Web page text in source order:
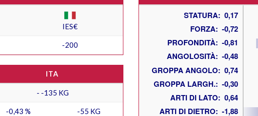
IES€
-200
ITA
- -135 KG
-0,43 % -55 KG